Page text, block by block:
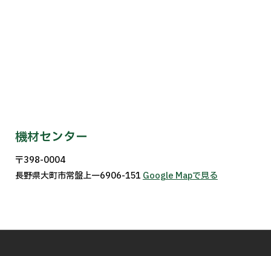
機材センター
〒398-0004
長野県大町市常盤上一6906-151 Google Mapで見る